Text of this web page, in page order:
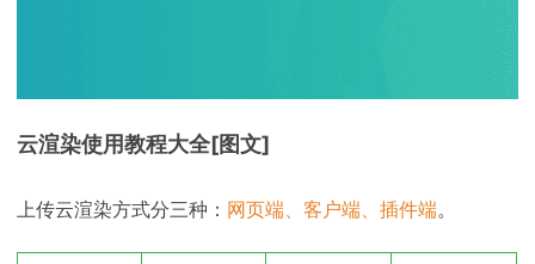
云渲染使用教程大全[图文]
上传云渲染方式分三种： 网页端、客户端、插件端。